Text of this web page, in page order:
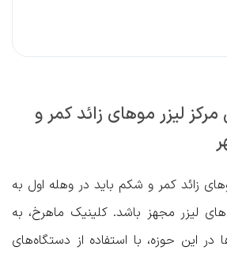
لیزر موهای زائد کمر و
زائد کمر و شکم باید در وهله اول به
لیزر مجهز باشد.کلینیک ماهرخ، به
در این حوزه، با استفاده از دستگاه‌های